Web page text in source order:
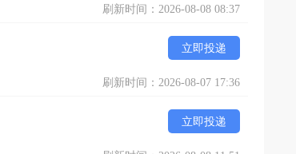
刷新时间：2026-08-08 08:37
立即投递
刷新时间：2026-08-07 17:36
立即投递